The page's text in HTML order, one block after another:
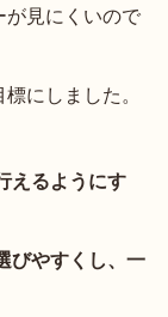
見にくいので
にしました。
えるようにす
びやすくし、一